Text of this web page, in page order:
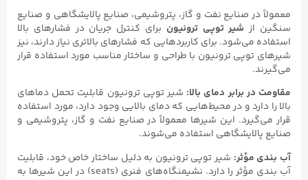
معمولاً در صنایع نفت و گاز، پتروشیمی، صنایع پالایشگاهی و صنایع
سنگین از شیر توپی ترونیون برای کنترل جریان در فشارهای بالا
استفاده می‌شود. برای کاربردهایی که فشارهای بالاتری نیاز دارند، نیز
شیرهای توپی ترونیون با طراحی و ساختار مناسب مورد استفاده قرار
می‌گیرند.
مقاومت در برابر دمای بالا: شیر توپی ترونیون قابلیت تحمل دماهای
بالا را دارد و در محیط‌هایی که دمای بالایی وجود دارد، مورد استفاده
قرار می‌گیرد. این شیرها معمولاً در صنایع نفت و گاز، پتروشیمی و
صنایع پالایشگاهی استفاده می‌شوند.
آب بندی مؤثر: شیر توپی ترونیون به دلیل ساختار خاص خود، قابلیت
آب بندی مؤثر را دارد. نشیمنگاه‌های فنری (seats) در این شیرها به